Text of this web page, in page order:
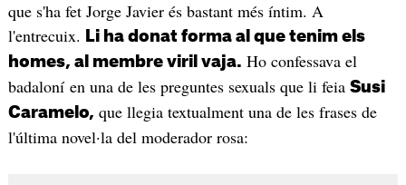
que s'ha fet Jorge Javier és bastant més íntim. A
l'entrecuix.
Li ha donat forma al que tenim els
homes, al membre viril vaja. Ho confessava el
badaloní en una de les preguntes sexuals que li feia Susi
Caramelo, que llegia textualment una de les frases de
l'última novel·la del moderador rosa: